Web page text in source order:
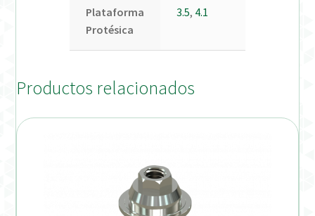
Plataforma
Protésica
3.5, 4.1
Productos relacionados